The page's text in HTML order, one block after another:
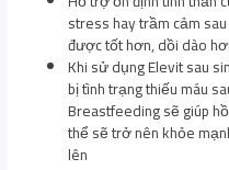
stress hay trầm cảm
được tốt hơn, dồi dào
Khi sử dụng Elevit sau
bị tình trạng thiếu máu
Breastfeeding sẽ giúp
thể sẽ trở nên khỏe
lên